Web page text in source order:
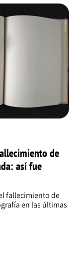
de
así fue
fallecimiento de
en las últimas